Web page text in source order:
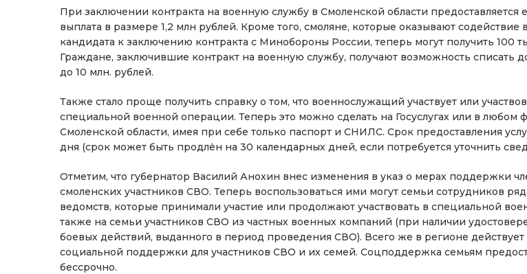
При заключении контракта на военную службу в Смоленской области предоставляется
выплата в размере 1,2 млн рублей. Кроме того, смоляне, которые оказывают содействие
кандидата к заключению контракта с Минобороны России, теперь могут получить 100
Граждане, заключившие контракт на военную службу, получают возможность списать
до 10 млн. рублей.
Также стало проще получить справку о том, что военнослужащий участвует или
специальной военной операции. Теперь это можно сделать на Госуслугах или в
Смоленской области, имея при себе только паспорт и СНИЛС. Срок предоставления
дня (срок может быть продлён на 30 календарных дней, если потребуется уточнить
Отметим, что губернатор Василий Анохин внес изменения в указ о мерах поддержки
смоленских участников СВО. Теперь воспользоваться ими могут семьи сотрудников
ведомств, которые принимали участие или продолжают участвовать в специальной
также на семьи участников СВО из частных военных компаний (при наличии
боевых действий, выданного в период проведения СВО). Всего же в регионе
социальной поддержки для участников СВО и их семей. Соцподдержка семьям
бессрочно.